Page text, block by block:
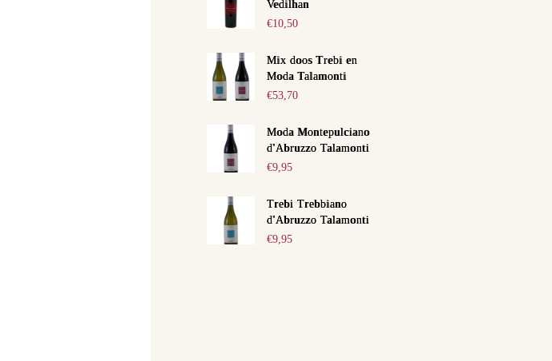
Next item
Vedilhan
€10,50
Mix doos Trebi en
Moda Talamonti
€53,70
Moda Montepulciano
d'Abruzzo Talamonti
€9,95
Trebi Trebbiano
d'Abruzzo Talamonti
€9,95